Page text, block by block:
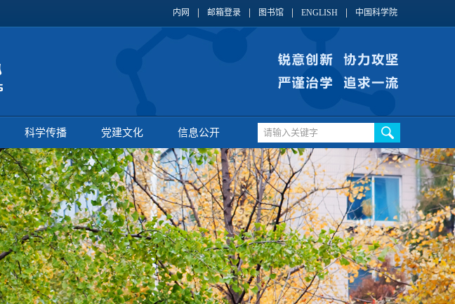
内网 邮箱登录 图书馆 ENGLISH 中国科学院
科学传播 党建文化 信息公开